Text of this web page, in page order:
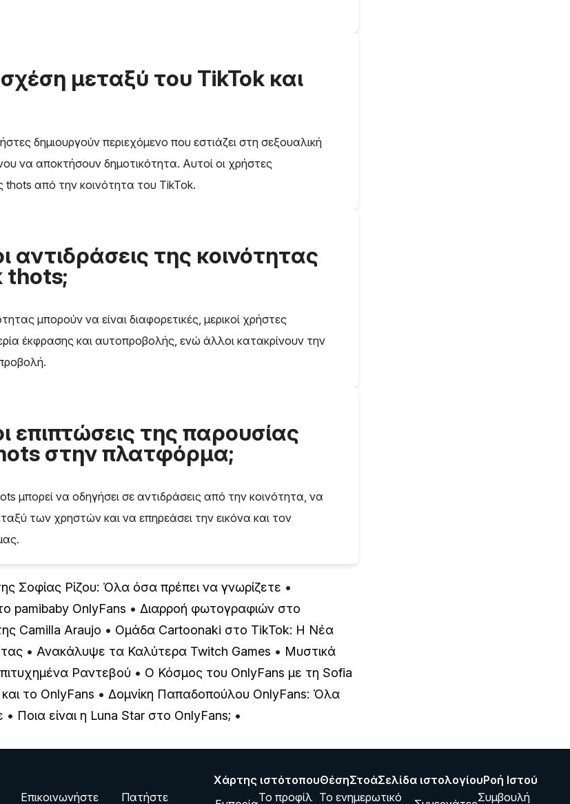
σχέση μεταξύ του TikTok και
δημιουργούν περιεχόμενο που εστιάζει στη σεξουαλική
να αποκτήσουν δημοτικότητα. Αυτοί οι χρήστες
thots από την κοινότητα του TikTok.
αντιδράσεις της κοινότητας
thots;
μπορούν να είναι διαφορετικές, μερικοί χρήστες
έκφρασης και αυτοπροβολής, ενώ άλλοι κατακρίνουν την
επιπτώσεις της παρουσίας
στην πλατφόρμα;
μπορεί να οδηγήσει σε αντιδράσεις από την κοινότητα, να
των χρηστών και να επηρεάσει την εικόνα και τον
Σοφίας Ρίζου: Όλα όσα πρέπει να γνωρίζετε •
pamibaby OnlyFans • Διαρροή φωτογραφιών στο
Camilla Araujo • Ομάδα Cartoonaki στο TikTok: Η Νέα
• Ανακάλυψε τα Καλύτερα Twitch Games • Μυστικά
Ραντεβού • Ο Κόσμος του OnlyFans με τη Sofia
το OnlyFans • Δομνίκη Παπαδοπούλου OnlyFans: Όλα
• Ποια είναι η Luna Star στο OnlyFans; •
Επικοινωνήστε
Πατήστε Το προφίλ Το ενημερωτικό Συμβουλή
Χάρτης ιστότοπουΘέσηΣτοάΣελίδα ιστολογίουΡοή Ιστού